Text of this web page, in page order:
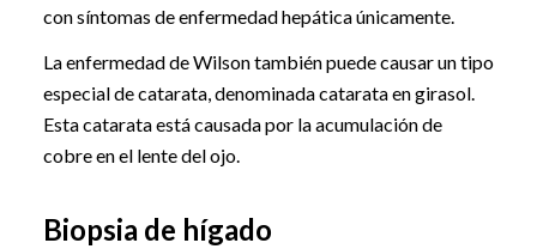
con síntomas de enfermedad hepática únicamente.
La enfermedad de Wilson también puede causar un tipo
especial de catarata, denominada catarata en girasol.
Esta catarata está causada por la acumulación de
cobre en el lente del ojo.
Biopsia de hígado